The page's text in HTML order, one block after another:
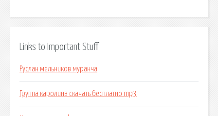
Links to Important Stuff
Руслан мельников муранча
Группа каролина скачать бесплатно mp3